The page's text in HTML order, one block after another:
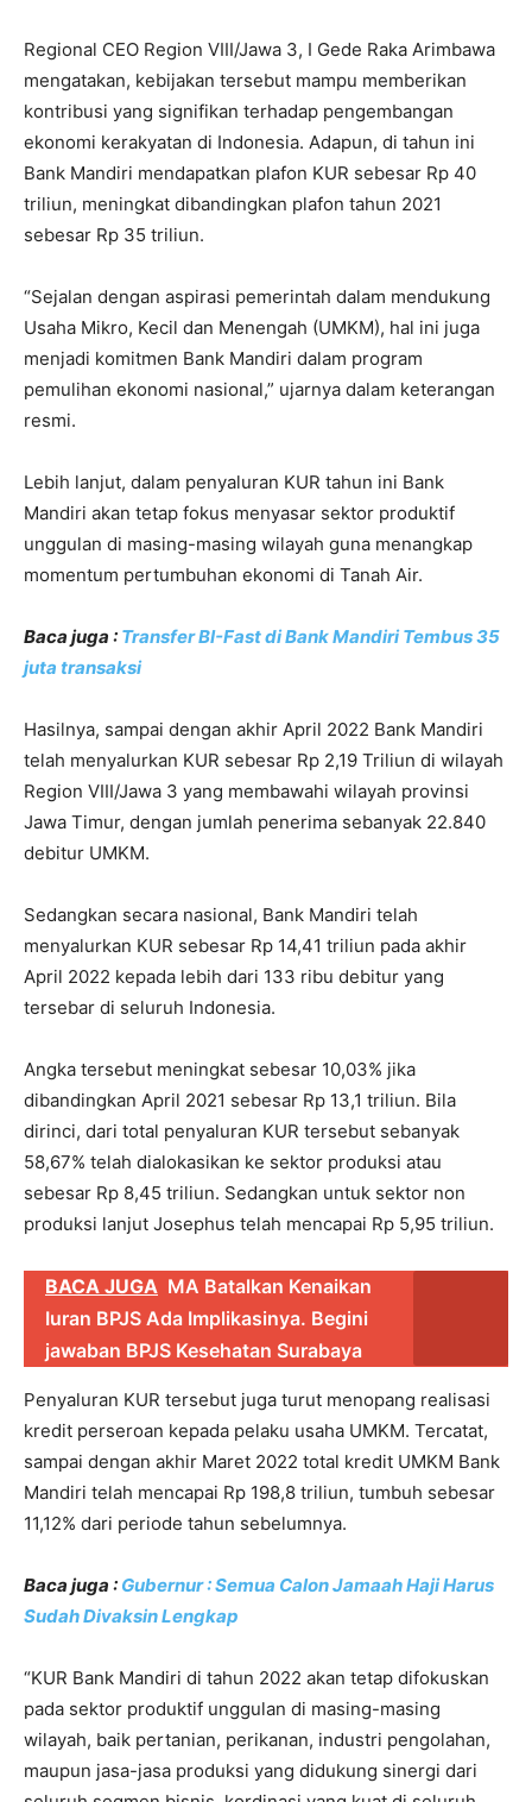
Regional CEO Region VIII/Jawa 3, I Gede Raka Arimbawa
mengatakan, kebijakan tersebut mampu memberikan
kontribusi yang signifikan terhadap pengembangan
ekonomi kerakyatan di Indonesia. Adapun, di tahun ini
Bank Mandiri mendapatkan plafon KUR sebesar Rp 40
triliun, meningkat dibandingkan plafon tahun 2021
sebesar Rp 35 triliun.
“Sejalan dengan aspirasi pemerintah dalam mendukung
Usaha Mikro, Kecil dan Menengah (UMKM), hal ini juga
menjadi komitmen Bank Mandiri dalam program
pemulihan ekonomi nasional,” ujarnya dalam keterangan
resmi.
Lebih lanjut, dalam penyaluran KUR tahun ini Bank
Mandiri akan tetap fokus menyasar sektor produktif
unggulan di masing-masing wilayah guna menangkap
momentum pertumbuhan ekonomi di Tanah Air.
Baca juga : Transfer BI-Fast di Bank Mandiri Tembus 35
juta transaksi
Hasilnya, sampai dengan akhir April 2022 Bank Mandiri
telah menyalurkan KUR sebesar Rp 2,19 Triliun di wilayah
Region VIII/Jawa 3 yang membawahi wilayah provinsi
Jawa Timur, dengan jumlah penerima sebanyak 22.840
debitur UMKM.
Sedangkan secara nasional, Bank Mandiri telah
menyalurkan KUR sebesar Rp 14,41 triliun pada akhir
April 2022 kepada lebih dari 133 ribu debitur yang
tersebar di seluruh Indonesia.
Angka tersebut meningkat sebesar 10,03% jika
dibandingkan April 2021 sebesar Rp 13,1 triliun. Bila
dirinci, dari total penyaluran KUR tersebut sebanyak
58,67% telah dialokasikan ke sektor produksi atau
sebesar Rp 8,45 triliun. Sedangkan untuk sektor non
produksi lanjut Josephus telah mencapai Rp 5,95 triliun.
BACA JUGA MA Batalkan Kenaikan
Iuran BPJS Ada Implikasinya. Begini
jawaban BPJS Kesehatan Surabaya
Penyaluran KUR tersebut juga turut menopang realisasi
kredit perseroan kepada pelaku usaha UMKM. Tercatat,
sampai dengan akhir Maret 2022 total kredit UMKM Bank
Mandiri telah mencapai Rp 198,8 triliun, tumbuh sebesar
11,12% dari periode tahun sebelumnya.
Baca juga : Gubernur : Semua Calon Jamaah Haji Harus
Sudah Divaksin Lengkap
“KUR Bank Mandiri di tahun 2022 akan tetap difokuskan
pada sektor produktif unggulan di masing-masing
wilayah, baik pertanian, perikanan, industri pengolahan,
maupun jasa-jasa produksi yang didukung sinergi dari